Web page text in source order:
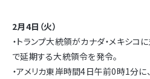
2月4日（火）
・トランプ大統領がカナダ・メキシ
で延期する大統領令を発令。
・アメリカ東岸時間4日午前0時1分